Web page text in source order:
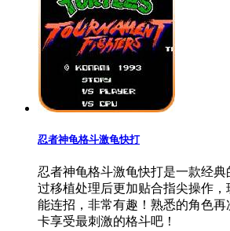
忍者神龟格斗激龟快打
忍者神龟格斗激龟快打是一款经
过移植处理后更加贴合指尖操作
能连招，非常有趣！熟悉的角色
卡享受最刺激的格斗吧！